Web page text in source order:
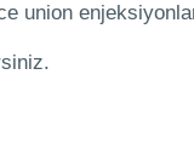
union